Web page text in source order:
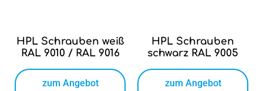
HPL Schrauben weiß
RAL 9010 / RAL 9016
zum Angebot
HPL Schrauben
schwarz RAL 9005
zum Angebot